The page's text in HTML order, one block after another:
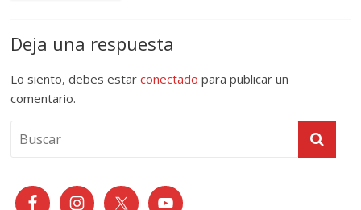
Deja una respuesta
Lo siento, debes estarconectado para publicar un
comentario.